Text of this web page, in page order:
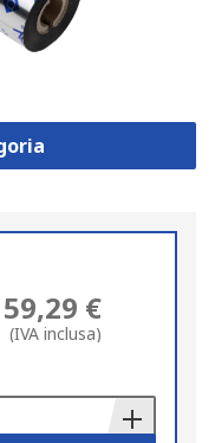
59,29 €
(IVA inclusa)